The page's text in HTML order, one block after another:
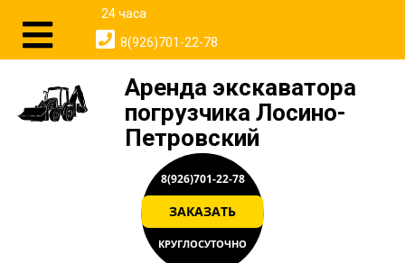
Аренда экскаватора
погрузчика Лосино-
Петровский
8(926)701-22-78
ЗАКАЗАТЬ
КРУГЛОСУТОЧНО
24 часа
8(926)701-22-78